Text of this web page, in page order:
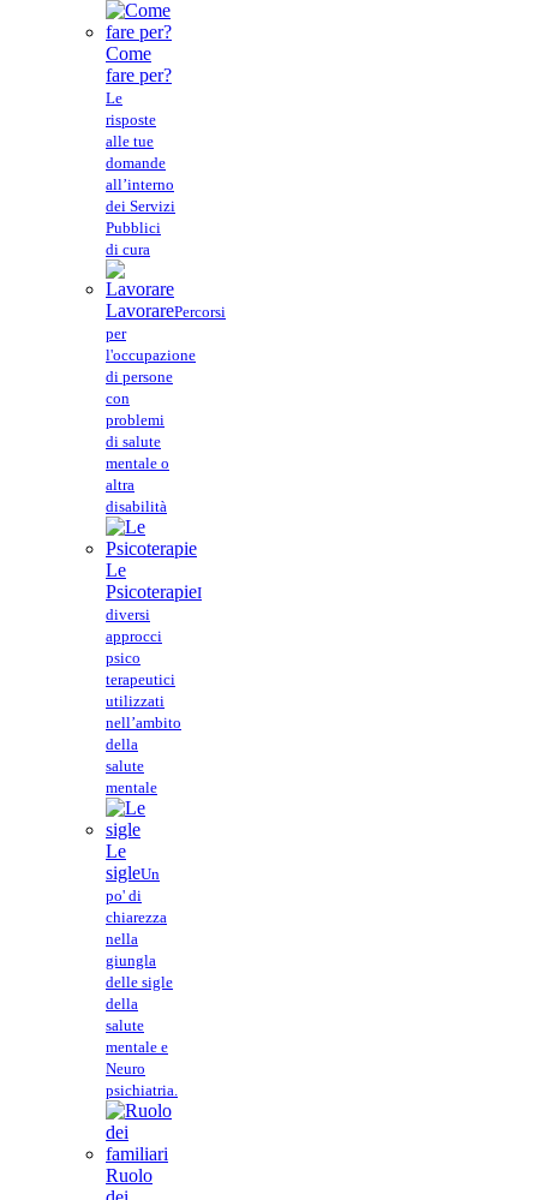
Come
fare per?
Le
risposte
alle tue
domande
all’interno
dei Servizi
Pubblici
di cura
LavorarePercorsi
per
l'occupazione
di persone
con
problemi
di salute
mentale o
altra
disabilità
Le
PsicoterapieI
diversi
approcci
psico
terapeutici
utilizzati
nell’ambito
della
salute
mentale
Le
sigleUn
po' di
chiarezza
nella
giungla
delle sigle
della
salute
mentale e
Neuro
psichiatria.
Ruolo